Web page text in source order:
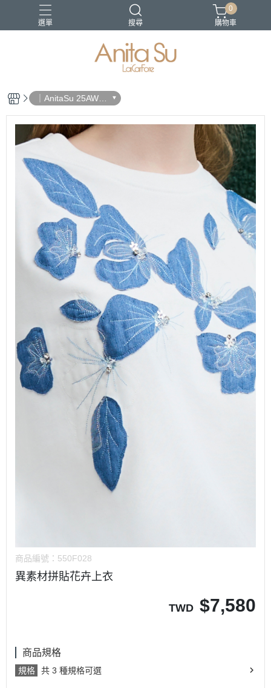
選單 搜尋
0
購物車
｜AnitaSu 25AW
秋冬新品｜
商品編號： 550F028
異素材拼貼花卉上衣
TWD $7,580
商品規格
規格 共 3 種規格可選